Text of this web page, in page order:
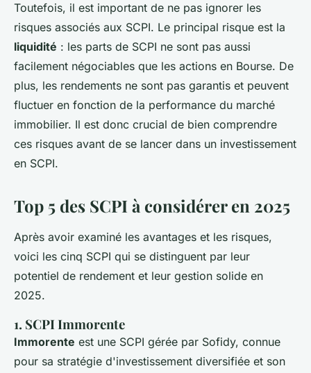
Toutefois, il est important de ne pas ignorer les
risques associés aux SCPI. Le principal risque est la
liquidité : les parts de SCPI ne sont pas aussi
facilement négociables que les actions en Bourse. De
plus, les rendements ne sont pas garantis et peuvent
fluctuer en fonction de la performance du marché
immobilier. Il est donc crucial de bien comprendre
ces risques avant de se lancer dans un investissement
en SCPI.
Top 5 des SCPI à considérer en 2025
Après avoir examiné les avantages et les risques,
voici les cinq SCPI qui se distinguent par leur
potentiel de rendement et leur gestion solide en
2025.
1. SCPI Immorente
Immorente est une SCPI gérée par Sofidy, connue
pour sa stratégie d'investissement diversifiée et son